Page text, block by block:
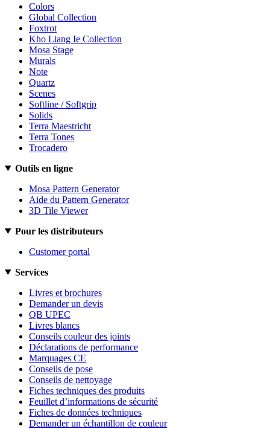
Colors
Global Collection
Foxtrot
Kho Liang Ie Collection
Mosa Stage
Murals
Note
Quartz
Scenes
Softline / Softgrip
Solids
Terra Maestricht
Terra Tones
Trocadero
Outils en ligne
Mosa Pattern Generator
Aide du Pattern Generator
3D Tile Viewer
Pour les distributeurs
Customer portal
Services
Livres et brochures
Demander un devis
QB UPEC
Livres blancs
Conseils couleur des joints
Déclarations de performance
Marquages CE
Conseils de pose
Conseils de nettoyage
Fiches techniques des produits
Feuillet d’informations de sécurité
Fiches de données techniques
Demander un échantillon de couleur